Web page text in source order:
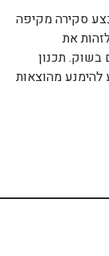
סקירה מקיפה
את
בשוק. תכנון
להימנע מהוצאות